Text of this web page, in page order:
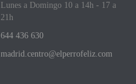
Lunes a Domingo 10 a 14h - 17 a
21h
644 436 630
madrid.centro@elperrofeliz.com